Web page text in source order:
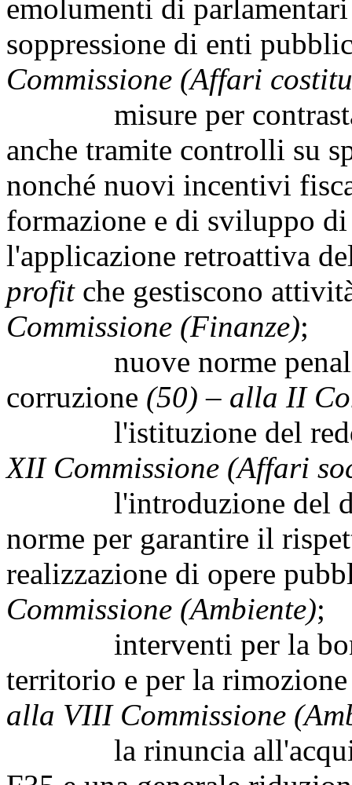
emolumenti di
soppressione di enti
Commissione (Affari
misure per contrastare
anche tramite controlli su
nonché nuovi incentivi
formazione e di sviluppo
l'applicazione retroattiva
profitche gestiscono
Commissione (Finanze);
nuove norme penali
corruzione (50) – alla II
l'istituzione del
XII Commissione (Affari
l'introduzione del
norme per garantire il
realizzazione di opere
Commissione (Ambiente);
interventi per la
territorio e per la
alla VIII Commissione
la rinuncia all'acquisto